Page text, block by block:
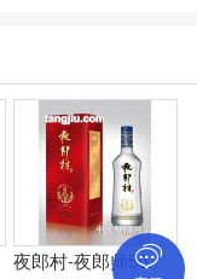
夜郎村-夜郎师500ml